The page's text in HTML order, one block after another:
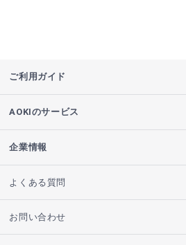
ご利用ガイド
AOKIのサービス
企業情報
よくある質問
お問い合わせ